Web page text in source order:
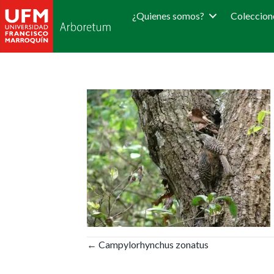
¿Quienes somos?
Posts
← Campylorhynchus zonatus